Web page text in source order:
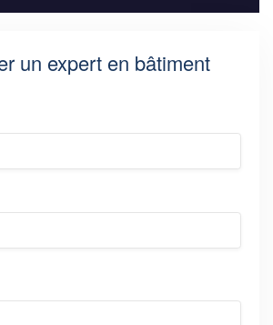
un expert en bâtiment